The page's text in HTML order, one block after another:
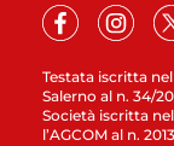
Testata iscritta
Salerno al n. 34/
Società iscritta
l’AGCOM al n.